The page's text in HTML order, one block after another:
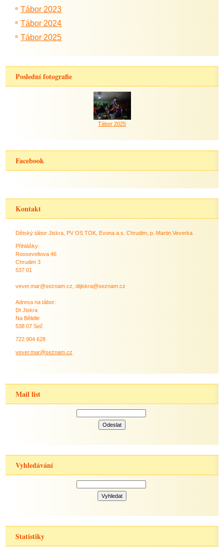
Tábor 2023
Tábor 2024
Tábor 2025
Poslední fotografie
Tábor 2025
Facebook
Kontakt
Dětský tábor Jiskra, PV OS TOK, Evona a.s. Chrudim, p. Martin Veverka
Přihlášky:
Rooseveltova 46
Chrudim 3
537 01
vever.mar@seznam.cz, dtjiskra@seznam.cz
Adresa na tábor:
Dt Jiskra
Na Bělidle
538 07 Seč
722 904 628
vever.mar@seznam.cz
Mail list
Vyhledávání
Statistiky